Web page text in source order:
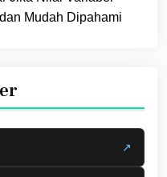
Mudah Dipahami
↗